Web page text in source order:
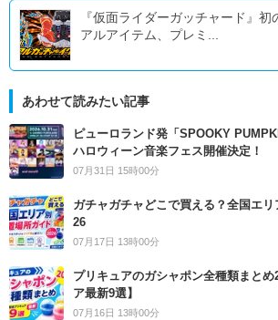
『仮面ライダーガッチャード』初
アルアイテム、プレミ...
あわせて読みたい記事
ピューロランド発「SPOOKY
ハロウィーン音楽フェス開催決定！
07月31日 15時00分
ガチャガチャどこで買える？全国エ
26
07月17日 13時00分
プリキュアのガシャポン全種類まと
ア最新9選】
07月16日 13時00分